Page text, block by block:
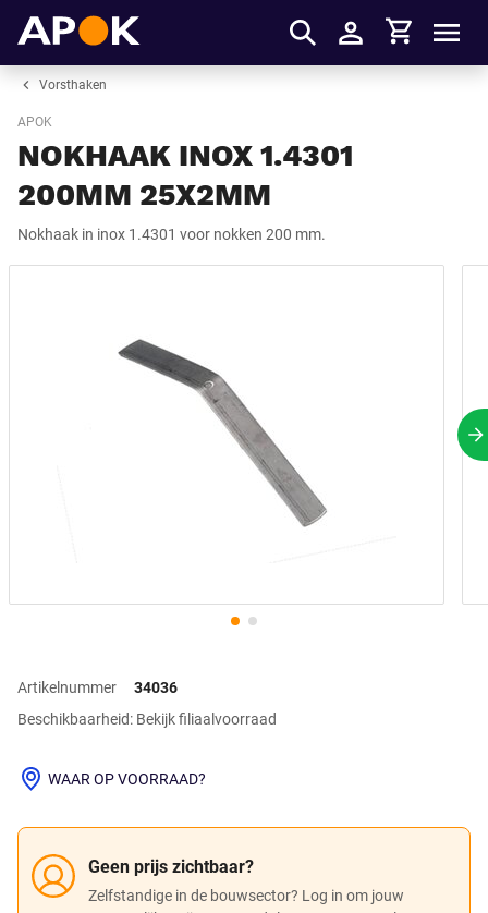
Inloggen
Winkelmandje
Vorsthaken
APOK
NOKHAAK INOX 1.4301
200MM 25X2MM
Nokhaak in inox 1.4301 voor nokken 200 mm.
Artikelnummer
34036
Beschikbaarheid: Bekijk filiaalvoorraad
Geen prijs zichtbaar?
Zelfstandige in de bouwsector? Log in om jouw
WAAR OP VOORRAAD?